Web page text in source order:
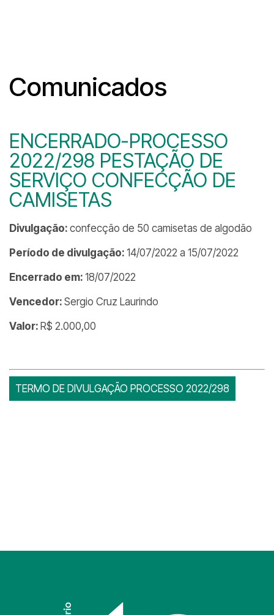
Comunicados
ENCERRADO-PROCESSO
2022/298 PESTAÇÃO DE
SERVIÇO CONFECÇÃO DE
CAMISETAS
Divulgação: confecção de 50 camisetas de algodão
Período de divulgação: 14/07/2022 a 15/07/2022
Encerrado em: 18/07/2022
Vencedor: Sergio Cruz Laurindo
Valor: R$ 2.000,00
TERMO DE DIVULGAÇÃO PROCESSO 2022/298